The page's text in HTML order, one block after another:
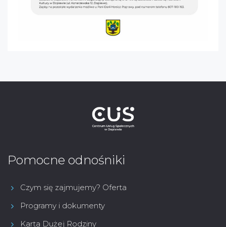
Pomocne odnośniki
Czym się zajmujemy? Oferta
Programy i dokumenty
Karta Dużej Rodziny